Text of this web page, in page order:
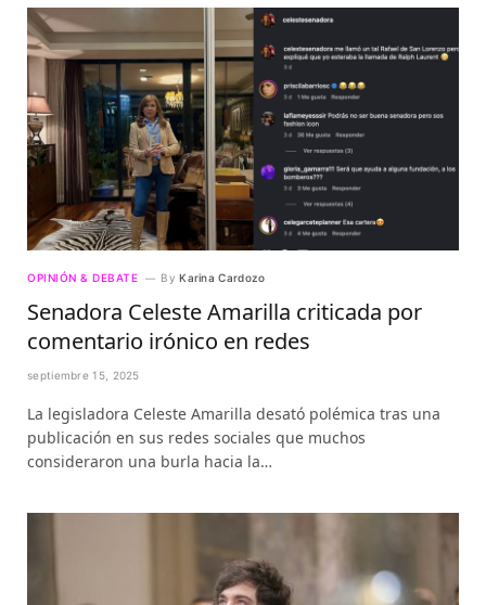
OPINIÓN & DEBATE By Karina Cardozo
Senadora Celeste Amarilla criticada por
comentario irónico en redes
septiembre 15, 2025
La legisladora Celeste Amarilla desató polémica tras una
publicación en sus redes sociales que muchos
consideraron una burla hacia la…